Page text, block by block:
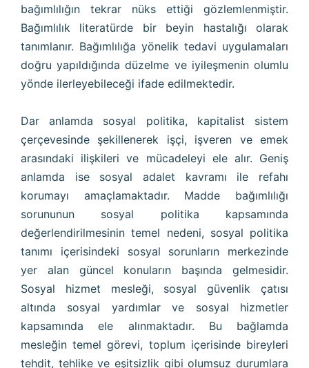
bağımlılığın tekrar nüks ettiği gözlemlenmiştir.
Bağımlılık literatürde bir beyin hastalığı olarak
tanımlanır. Bağımlılığa yönelik tedavi uygulamaları
doğru yapıldığında düzelme ve iyileşmenin olumlu
yönde ilerleyebileceği ifade edilmektedir.
Dar anlamda sosyal politika, kapitalist sistem
çerçevesinde şekillenerek işçi, işveren ve emek
arasındaki ilişkileri ve mücadeleyi ele alır. Geniş
anlamda ise sosyal adalet kavramı ile refahı
korumayı amaçlamaktadır. Madde bağımlılığı
sorununun sosyal politika kapsamında
değerlendirilmesinin temel nedeni, sosyal politika
tanımı içerisindeki sosyal sorunların merkezinde
yer alan güncel konuların başında gelmesidir.
Sosyal hizmet mesleği, sosyal güvenlik çatısı
altında sosyal yardımlar ve sosyal hizmetler
kapsamında ele alınmaktadır. Bu bağlamda
mesleğin temel görevi, toplum içerisinde bireyleri
tehdit, tehlike ve eşitsizlik gibi olumsuz durumlara